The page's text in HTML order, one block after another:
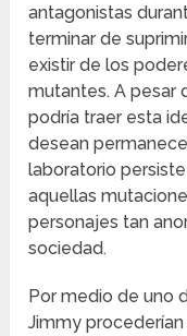
antagonistas
terminar de
existir de los
mutantes. A pesar
podría traer esta
desean
laboratorio
aquellas
personajes tan
sociedad.
Por medio de uno
Jimmy